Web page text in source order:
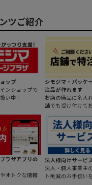
ツご紹介
ップ
ンショップで
い中！
シモジマ・パッケ
注品が作れます
お店の備品に名入
舗でも受け付けて
ラザアプリの
オトクな情報
法人様向けサービス
法人・個人事業主
ト削減のお手伝い